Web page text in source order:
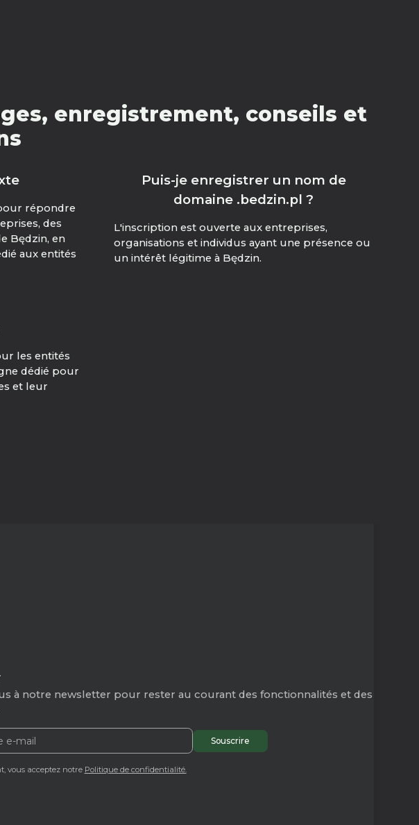
enregistrement, conseils et
répondre
des
Będzin, en
aux entités
Puis-je enregistrer un nom de
domaine .bedzin.pl ?
L'inscription est ouverte aux entreprises,
organisations et individus ayant une présence ou
un intérêt légitime à Będzin.
les entités
dédié pour
et leur
à notre newsletter pour rester au courant des fonctionnalités et des
vous acceptez notre Politique de confidentialité.